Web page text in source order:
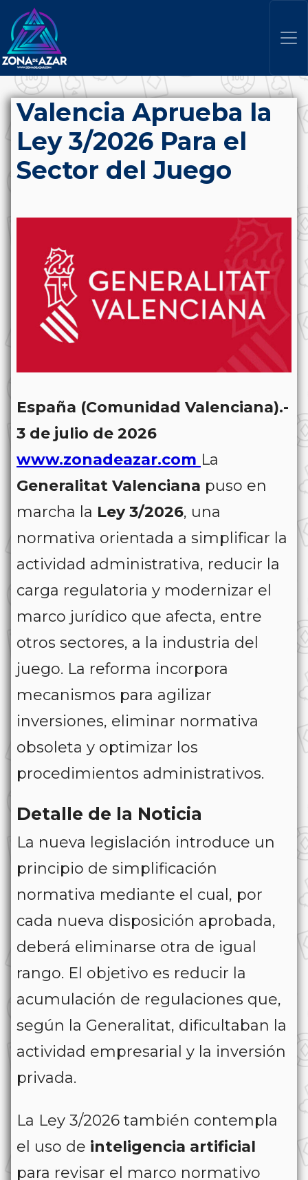
Valencia Aprueba la
Ley 3/2026 Para el
Sector del Juego
España (Comunidad Valenciana).-
3 de julio de 2026
www.zonadeazar.com La
Generalitat Valenciana puso en
marcha la Ley 3/2026, una
normativa orientada a simplificar la
actividad administrativa, reducir la
carga regulatoria y modernizar el
marco jurídico que afecta, entre
otros sectores, a la industria del
juego. La reforma incorpora
mecanismos para agilizar
inversiones, eliminar normativa
obsoleta y optimizar los
procedimientos administrativos.
Detalle de la Noticia
La nueva legislación introduce un
principio de simplificación
normativa mediante el cual, por
cada nueva disposición aprobada,
deberá eliminarse otra de igual
rango. El objetivo es reducir la
acumulación de regulaciones que,
según la Generalitat, dificultaban la
actividad empresarial y la inversión
privada.
La Ley 3/2026 también contempla
el uso de inteligencia artificial
para revisar el marco normativo